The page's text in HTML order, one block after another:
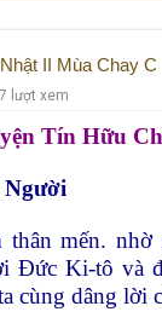
II Mùa Chay C
lượt xem
Tín Hữu
mến.
Đức Ki-tô và
cùng dâng lời